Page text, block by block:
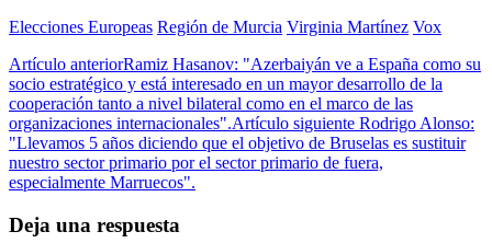
Elecciones Europeas Región de Murcia Virginia Martínez Vox
Artículo anteriorRamiz Hasanov: "Azerbaiyán ve a España como su
socio estratégico y está interesado en un mayor desarrollo de la
cooperación tanto a nivel bilateral como en el marco de las
organizaciones internacionales".Artículo siguiente Rodrigo Alonso:
"Llevamos 5 años diciendo que el objetivo de Bruselas es sustituir
nuestro sector primario por el sector primario de fuera,
especialmente Marruecos".
Deja una respuesta